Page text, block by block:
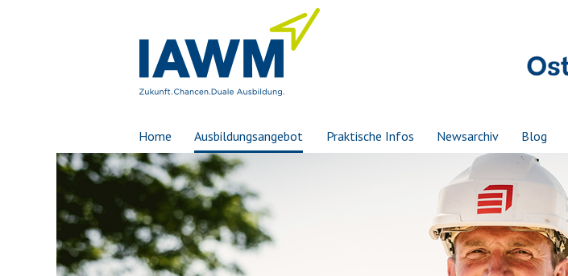
Home Ausbildungsangebot Praktische Infos Newsarchiv Blog